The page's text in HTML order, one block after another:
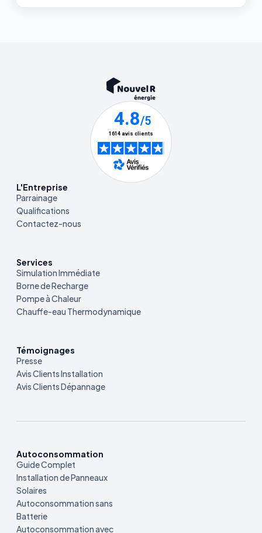
L'Entreprise
Parrainage
Qualifications
Contactez-nous
Services
Simulation Immédiate
Borne de Recharge
Pompe à Chaleur
Chauffe-eau Thermodynamique
Témoignages
Presse
Avis Clients Installation
Avis Clients Dépannage
Autoconsommation
Guide Complet
Installation de Panneaux
Solaires
Autoconsommation sans
Batterie
Autoconsommation avec